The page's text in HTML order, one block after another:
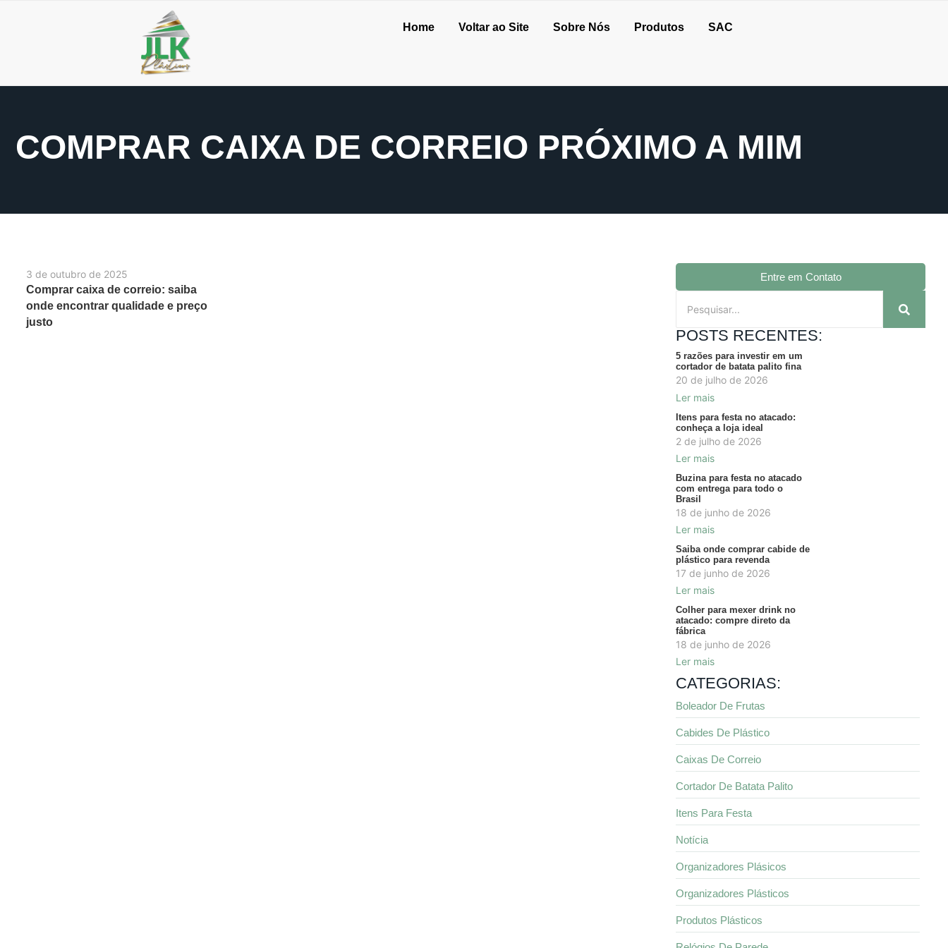
Home Voltar ao Site Sobre Nós Produtos SAC
COMPRAR CAIXA DE CORREIO PRÓXIMO A MIM
3 de outubro de 2025
Comprar caixa de correio: saiba
onde encontrar qualidade e preço
justo
Entre em Contato
POSTS RECENTES:
5 razões para investir em um
cortador de batata palito fina
20 de julho de 2026
Ler mais
Itens para festa no atacado:
conheça a loja ideal
2 de julho de 2026
Ler mais
Buzina para festa no atacado
com entrega para todo o
Brasil
18 de junho de 2026
Ler mais
Saiba onde comprar cabide de
plástico para revenda
17 de junho de 2026
Ler mais
Colher para mexer drink no
atacado: compre direto da
fábrica
18 de junho de 2026
Ler mais
CATEGORIAS:
Boleador De Frutas
Cabides De Plástico
Caixas De Correio
Cortador De Batata Palito
Itens Para Festa
Notícia
Organizadores Plásicos
Organizadores Plásticos
Produtos Plásticos